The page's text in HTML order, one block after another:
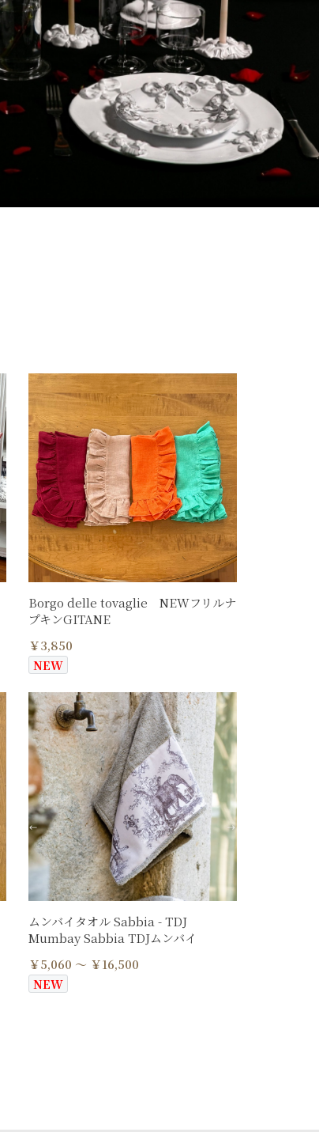
Borgo delle tovaglie NEWフリルナ
プキンGITANE
￥3,850
NEW
ムンバイタオル Sabbia - TDJ
Mumbay Sabbia TDJムンバイ
￥5,060 ～ ￥16,500
NEW